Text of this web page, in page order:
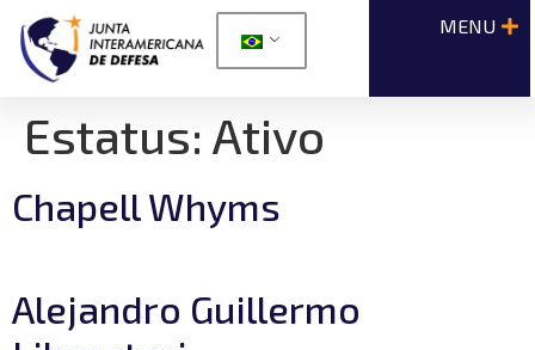
Estatus: Ativo
Chapell Whyms
Alejandro Guillermo